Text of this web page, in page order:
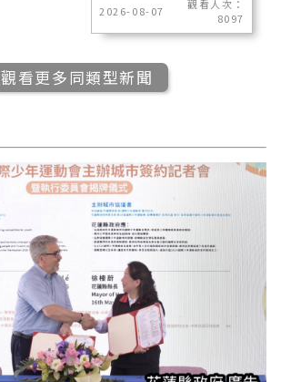
2026-08-07
觀看人次：
8097
觀看更多同類型新聞